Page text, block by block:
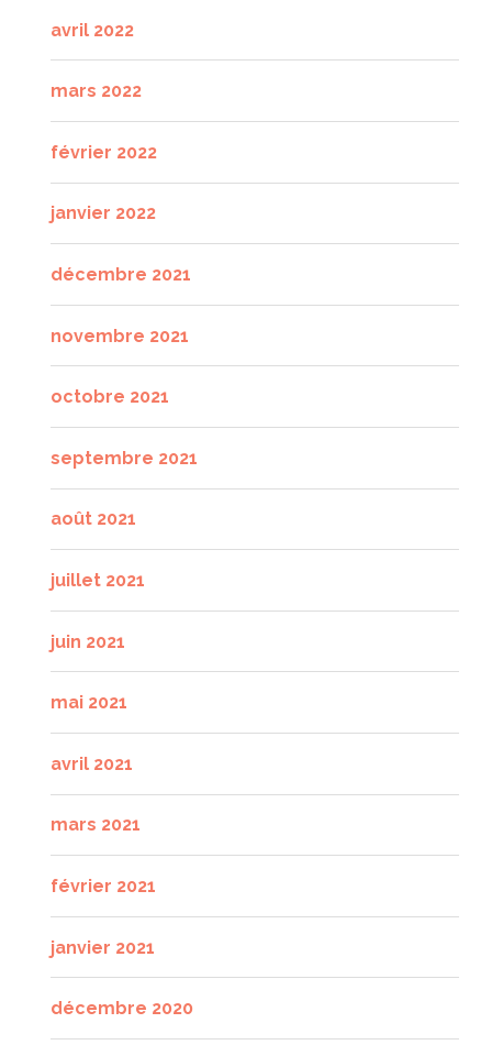
avril 2022
mars 2022
février 2022
janvier 2022
décembre 2021
novembre 2021
octobre 2021
septembre 2021
août 2021
juillet 2021
juin 2021
mai 2021
avril 2021
mars 2021
février 2021
janvier 2021
décembre 2020